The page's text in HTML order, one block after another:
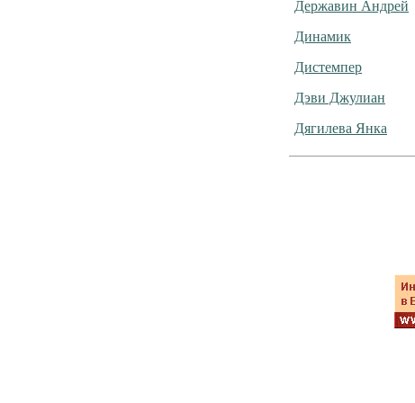
Державин Андрей
Динамик
Дистемпер
Дэви Джулиан
Дягилева Янка